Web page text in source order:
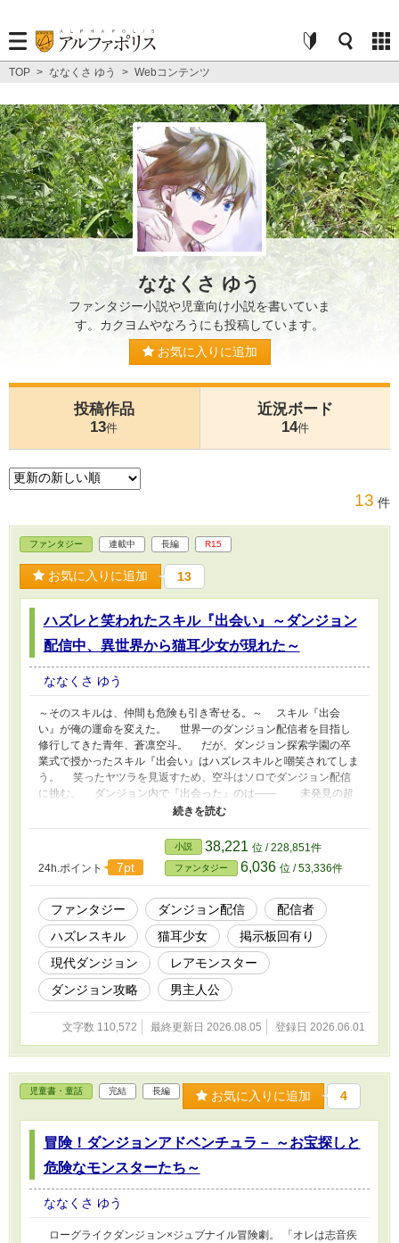
TOP > ななくさ ゆう > Webコンテンツ
ななくさ ゆう
ファンタジー小説や児童向け小説を書いていま
す。カクヨムやなろうにも投稿しています。
お気に入りに追加
投稿作品
13件
近況ボード
14件
13 件
ファンタジー 連載中 長編 R15
お気に入りに追加 13
ハズレと笑われたスキル『出会い』～ダンジョン
配信中、異世界から猫耳少女が現れた～
ななくさ ゆう
～そのスキルは、仲間も危険も引き寄せる。～ スキル『出会
い』が俺の運命を変えた。 世界一のダンジョン配信者を目指し
修行してきた青年、蒼凛空斗。 だが、ダンジョン探索学園の卒
業式で授かったスキル『出会い』はハズレスキルと嘲笑されてしま
う。 笑ったヤツラを見返すため、空斗はソロでダンジョン配信
に挑む。 ダンジョン内で『出会った』のは―― 未発見の超
レアモンスター 謎の女神 そして――異世界からやってき
た猫耳少女のリルラだった。 行き場を失ったリルラと始まる東
京での共同生活。 リルラは見るもの聞くものにカルチャーショ
ックの連続。 正体を隠したまま続けるダンジョン配信は、はた
してうまくいくのか？ 運命を変える『出会い』は危険も秘密も
引き寄せる。 異世界ヒロイン達との『出会い』から始まるダン
ジョン探索×配信ファンタジー ---------------------- この作品はカクヨ
ムにて先行配信中です。 続きが気になる方は以下のリンクよりど
うぞ！ https://kakuyomu.jp/works/2912051599701581010 【セル
フレイティングについて】 Ｒ１５指定は念のためです。 そういう
描写を主眼とした作品ではありません。 【AI利用について】 本作
では以下の用途でＡＩ(チャットGPT)を使用しています。 ・誤字脱
字、用語の統一、設定矛盾のチェックなど校正作業 ・タイトル、
キャッチコピーのアイデア出し・検討 ・一部内容の相談（著者側
が主体となったブレインストーミング） ※本文の執筆そのものに
24h.ポイント 7pt
小説 38,221 位 / 228,851件
ファンタジー 6,036 位 / 53,336件
ファンタジー ダンジョン配信
配信者
ハズレスキル
猫耳少女
掲示板回有り
現代ダンジョン
レアモンスター
ダンジョン攻略
男主人公
文字数 110,572 最終更新日 2026.08.05 登録日 2026.06.01
児童書・童話 完結 長編 お気に入りに追加 4
冒険！ダンジョンアドベンチュラ－ ～お宝探しと
危険なモンスターたち～
ななくさ ゆう
ローグライクダンジョン×ジュブナイル冒険劇。 「オレは志音疾